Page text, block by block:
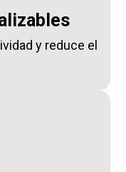
y reduce el